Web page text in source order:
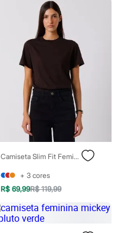
Camiseta Slim Fit Feminina De Algodão Pima Mindset Marrom
+ 3 cores
R$ 69,99R$ 119,99